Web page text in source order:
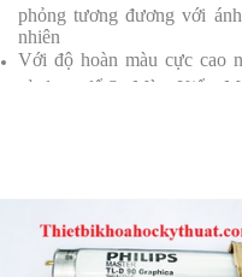
phỏng tương đương với
nhiên
Với độ hoàn màu cực cao
sử dụng để So Màu, Kiểm